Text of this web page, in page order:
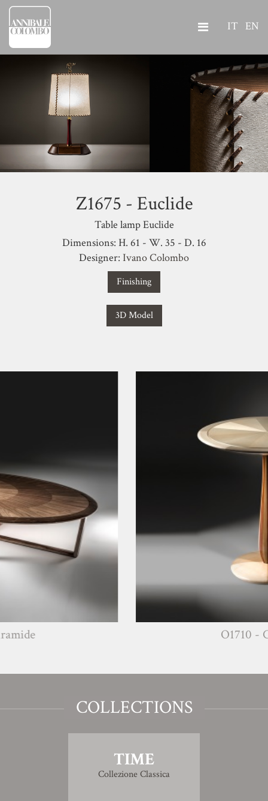
IT EN
Z1675 - Euclide
Table lamp Euclide
Dimensions: H. 61 - W. 35 - D. 16
Designer: Ivano Colombo
Finishing
3D Model
O1710 - Cerchio
COLLECTIONS
TIME
Collezione Classica